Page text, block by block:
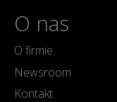
O nas
O firmie
Newsroom
Kontakt